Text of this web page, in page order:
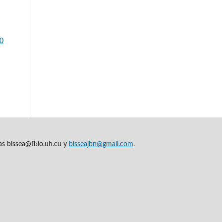
bissea@fbio.uh.cu y bisseajbn@gmail.com.